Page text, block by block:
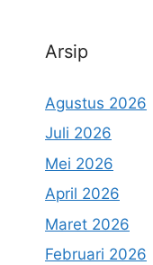
Arsip
Agustus 2026
Juli 2026
Mei 2026
April 2026
Maret 2026
Februari 2026